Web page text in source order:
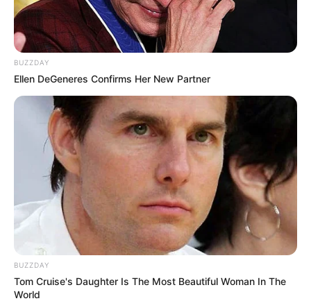
Ambyar! 10 Kalimat Baper
Pakai Bahasa Jawa Ini Bikin
Galau Abis
Fail! 10 Potret Makanan Gagal
Dimasak yang Bikin Kamu
Nggak Selera
BUZZDAY
Ellen DeGeneres Confirms Her New Partner
BUZZDAY
Tom Cruise's Daughter Is The Most Beautiful Woman In The
World